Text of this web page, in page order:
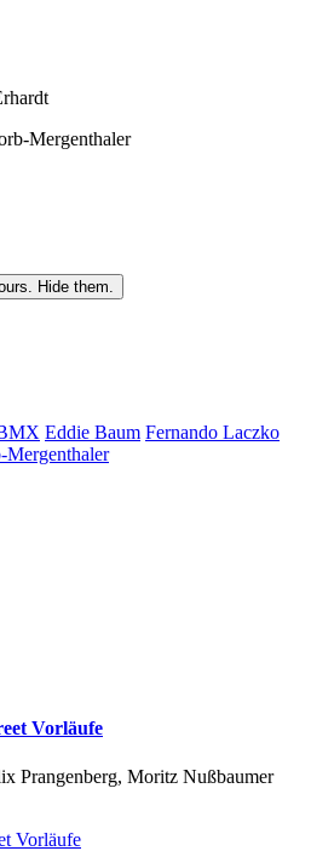
Mergenthaler
Hide them.
Eddie Baum Fernando Laczko
Mergenthaler
Vorläufe
Prangenberg, Moritz Nußbaumer
Vorläufe